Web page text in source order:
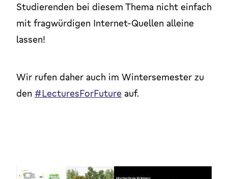
Studierenden bei diesem Thema nicht einfach
mit fragwürdigen Internet-Quellen alleine
lassen!
Wir rufen daher auch im Wintersemester zu
den #LecturesForFuture auf.